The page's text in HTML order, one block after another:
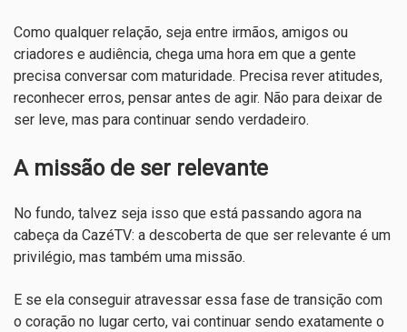
Como qualquer relação, seja entre irmãos, amigos ou
criadores e audiência, chega uma hora em que a gente
precisa conversar com maturidade. Precisa rever atitudes,
reconhecer erros, pensar antes de agir. Não para deixar de
ser leve, mas para continuar sendo verdadeiro.
A missão de ser relevante
No fundo, talvez seja isso que está passando agora na
cabeça da CazéTV: a descoberta de que ser relevante é um
privilégio, mas também uma missão.
E se ela conseguir atravessar essa fase de transição com
o coração no lugar certo, vai continuar sendo exatamente o